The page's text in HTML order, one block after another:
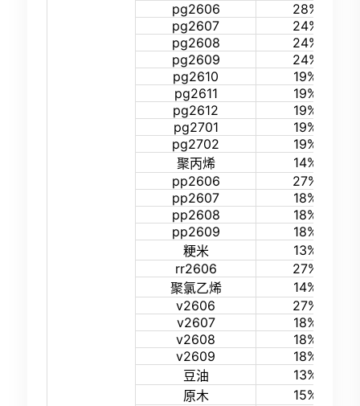
pg2606
28%
pg2607
24%
pg2608
24%
pg2609
24%
pg2610
19%
pg2611
19%
pg2612
19%
pg2701
19%
pg2702
19%
聚丙烯
14%
pp2606
27%
pp2607
18%
pp2608
18%
pp2609
18%
粳米
13%
rr2606
27%
聚氯乙烯
14%
v2606
27%
v2607
18%
v2608
18%
v2609
18%
豆油
13%
原木
15%